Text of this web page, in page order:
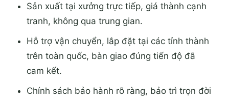
Sản xuất tại xưởng trực tiếp, giá thành cạnh
tranh, không qua trung gian.
Hỗ trợ vận chuyển, lắp đặt tại các tỉnh thành
trên toàn quốc, bàn giao đúng tiến độ đã
cam kết.
Chính sách bảo hành rõ ràng, bảo trì trọn đời